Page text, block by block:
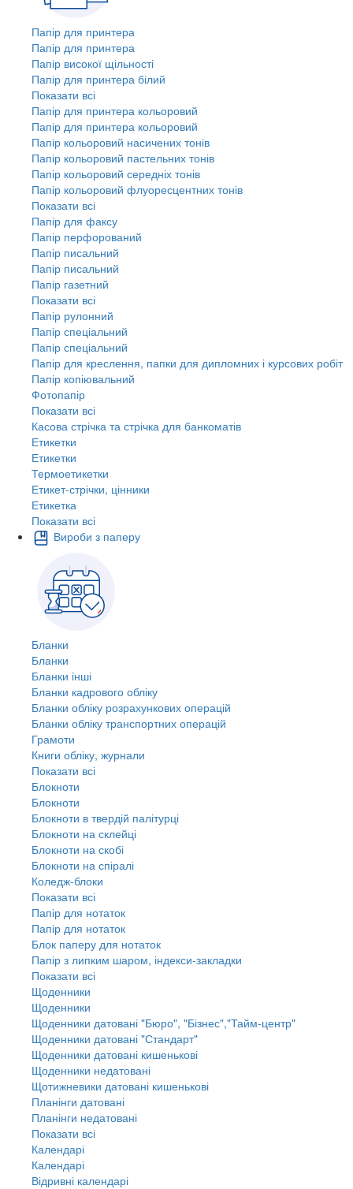
Папір для принтера
Папір для принтера
Папір високої щільності
Папір для принтера білий
Показати всі
Папір для принтера кольоровий
Папір для принтера кольоровий
Папір кольоровий насичених тонів
Папір кольоровий пастельних тонів
Папір кольоровий середніх тонів
Папір кольоровий флуоресцентних тонів
Показати всі
Папір для факсу
Папір перфорований
Папір писальний
Папір писальний
Папір газетний
Показати всі
Папір рулонний
Папір спеціальний
Папір спеціальний
Папір для креслення, папки для дипломних і курсових робіт
Папір копіювальний
Фотопапір
Показати всі
Касова стрічка та стрічка для банкоматів
Етикетки
Етикетки
Термоетикетки
Етикет-стрічки, цінники
Етикетка
Показати всі
Вироби з паперу
Бланки
Бланки
Бланки інші
Бланки кадрового обліку
Бланки обліку розрахункових операцій
Бланки обліку транспортних операцій
Грамоти
Книги обліку, журнали
Показати всі
Блокноти
Блокноти
Блокноти в твердій палітурці
Блокноти на склейці
Блокноти на скобі
Блокноти на спіралі
Коледж-блоки
Показати всі
Папір для нотаток
Папір для нотаток
Блок паперу для нотаток
Папір з липким шаром, індекси-закладки
Показати всі
Щоденники
Щоденники
Щоденники датовані "Бюро", "Бізнес","Тайм-центр"
Щоденники датовані "Стандарт"
Щоденники датовані кишенькові
Щоденники недатовані
Щотижневики датовані кишенькові
Планінги датовані
Планінги недатовані
Показати всі
Календарі
Календарі
Відривні календарі